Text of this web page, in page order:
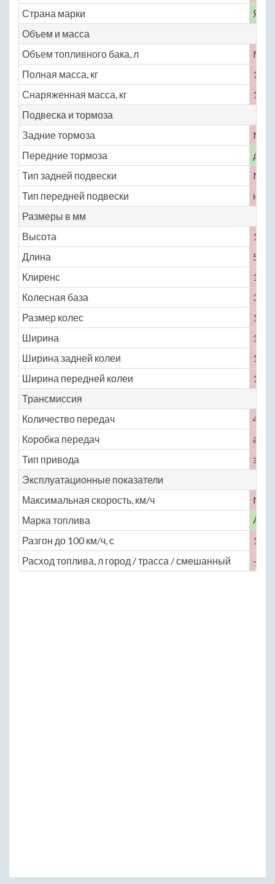
Страна марки
Объем и масса
Объем топливного бака, л
No
Полная масса, кг
1650
Снаряженная масса, кг
1350
Подвеска и тормоза
Задние тормоза
No
Передние тормоза
Тип задней подвески
No
Тип передней подвески
Размеры в мм
Высота
1270
Длина
5320
Клиренс
120
Колесная база
3425
Размер колес
195
Ширина
1880
Ширина задней колеи
1570
Ширина передней колеи
1580
Трансмиссия
Количество передач
4
Коробка передач
Тип привода
Эксплуатационные показатели
Максимальная скорость, км/ч
No
Марка топлива
АИ-
Разгон до 100 км/ч, с
12
Расход топлива, л город / трасса / смешанный
— /